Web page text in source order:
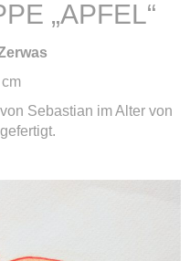
„APFEL“
Sebastian im Alter von